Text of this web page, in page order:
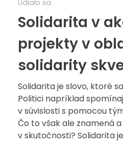
Udialo sa
Solidarita v
projekty v
solidarity
Solidarita je slovo, ktoré
Politici napríklad
v súvislosti s pomocou
Čo to však ale znamená
v skutočnosti? Solidarita